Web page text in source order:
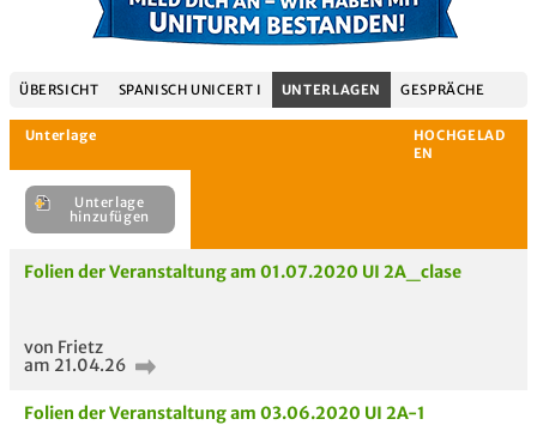
ÜBERSICHT SPANISCH UNICERT I UNTERLAGEN GESPRÄCHE
Unterlage
Unterlage
hinzufügen
Folien der Veranstaltung am 01.07.2020 UI 2A_clase
von Frietz
am 21.04.26
Folien der Veranstaltung am 03.06.2020 UI 2A-1